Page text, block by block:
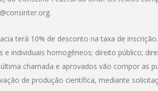
terá 10% de desconto na taxa de
e individuais homogêneos; direito público;
chamada e aprovados vão compor as
de produção científica, mediante